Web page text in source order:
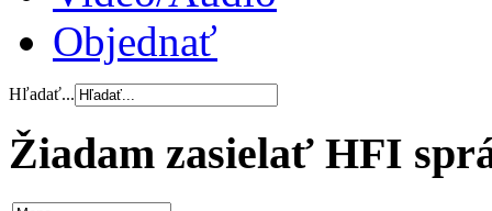
Objednať
Hľadať...
Žiadam zasielať HFI